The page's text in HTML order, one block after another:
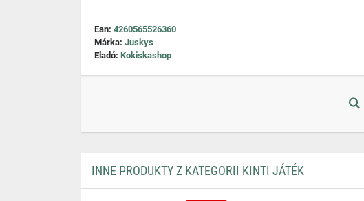
Ean: 4260565526360
Márka: Juskys
Eladó: Kokiskashop
INNE PRODUKTY Z KATEGORII KINTI JÁTÉK